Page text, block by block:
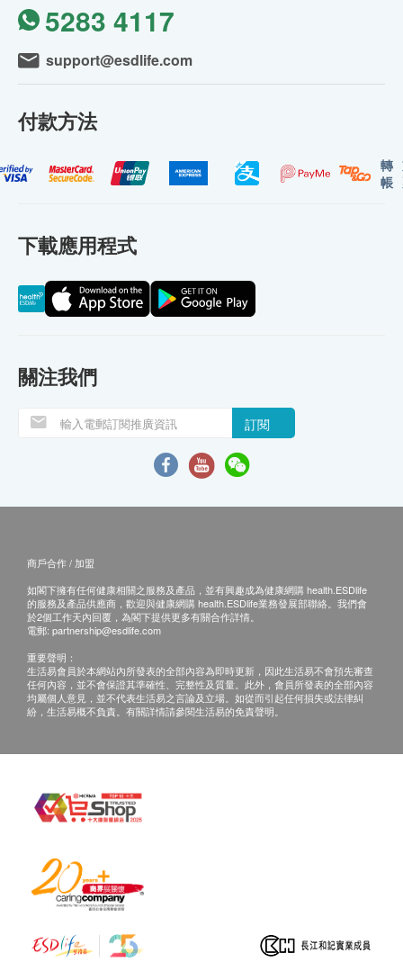
5283 4117
support@esdlife.com
付款方法
轉
帳
下載應用程式
關注我們
訂閱
商戶合作 / 加盟
如閣下擁有任何健康相關之服務及產品，並有興趣成為健康網購 health.ESDlife
的服務及產品供應商，歡迎與健康網購 health.ESDlife業務發展部聯絡。我們會
於2個工作天內回覆，為閣下提供更多有關合作詳情。
電郵: partnership@esdlife.com
重要聲明：
生活易會員於本網站內所發表的全部內容為即時更新，因此生活易不會預先審查
任何內容，並不會保證其準確性、完整性及質量。此外，會員所發表的全部內容
均屬個人意見，並不代表生活易之言論及立場。如從而引起任何損失或法律糾
紛，生活易概不負責。有關詳情請參閱生活易的免責聲明。